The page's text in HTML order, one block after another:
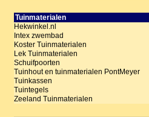
Tuinmaterialen
Hekwinkel.nl
Intex zwembad
Koster Tuinmaterialen
Lek Tuinmaterialen
Schuifpoorten
Tuinhout en tuinmaterialen PontMeyer
Tuinkassen
Tuintegels
Zeeland Tuinmaterialen